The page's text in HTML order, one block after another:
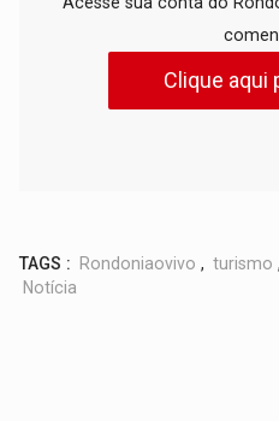
Clique aqui
TAGS : Rondoniaovivo , turismo ,
Notícia